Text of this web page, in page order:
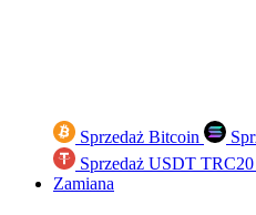
Sprzedaż Bitcoin
Sprzedaż USDT TRC20
Zamiana